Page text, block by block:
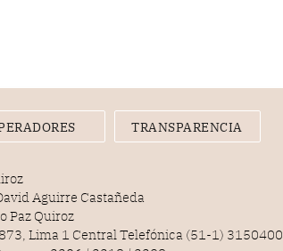
TRANSPARENCIA
Aguirre Castañeda
Paz Quiroz
Lima 1 Central Telefónica (51-1) 3150400